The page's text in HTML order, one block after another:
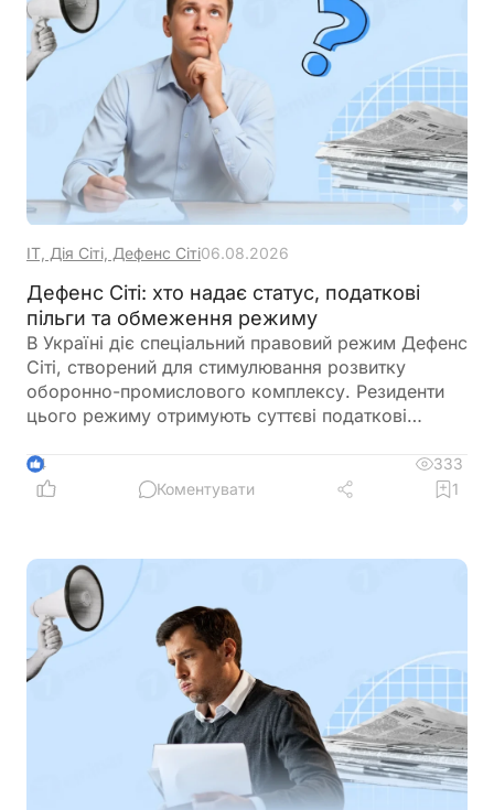
ІТ, Дія Сіті, Дефенс Сіті06.08.2026
Дефенс Сіті: хто надає статус, податкові
пільги та обмеження режиму
В Україні діє спеціальний правовий режим Дефенс
Сіті, створений для стимулювання розвитку
оборонно-промислового комплексу. Резиденти
цього режиму отримують суттєві податкові
цільового використання прибутку, обмеження на
виплату дивідендів та інвестиційні правила.
4
333
Коментувати
1